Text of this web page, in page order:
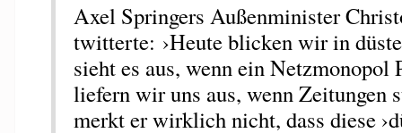
Axel Springers Außenminister
twitterte: ›Heute blicken wir in
sieht es aus, wenn ein
liefern wir uns aus, wenn Zeitungen
merkt er wirklich nicht, dass diese